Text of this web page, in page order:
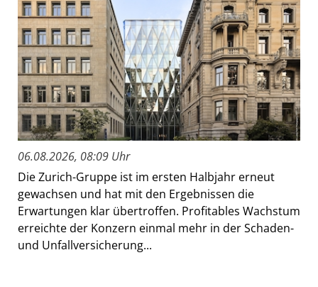
06.08.2026, 08:09 Uhr
Die Zurich-Gruppe ist im ersten Halbjahr erneut
gewachsen und hat mit den Ergebnissen die
Erwartungen klar übertroffen. Profitables Wachstum
erreichte der Konzern einmal mehr in der Schaden-
und Unfallversicherung...